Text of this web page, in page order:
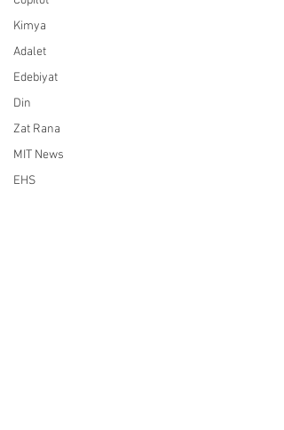
Kimya
Adalet
Edebiyat
Din
Zat Rana
MIT News
EHS